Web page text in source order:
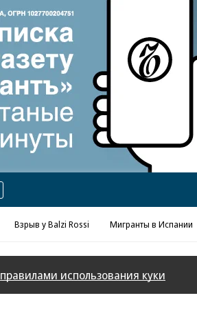
Взрыв у Balzi Rossi Мигранты в Испании
правилами использования куки